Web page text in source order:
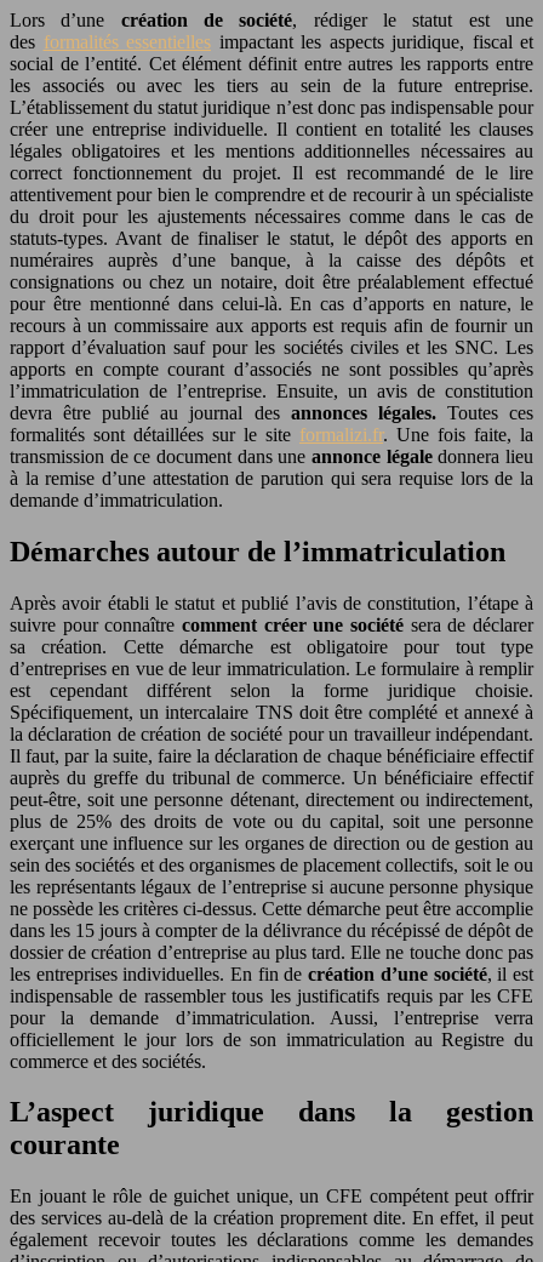
Lors d’une création de société, rédiger le statut est une
des formalités essentielles impactant les aspects juridique, fiscal et
social de l’entité. Cet élément définit entre autres les rapports entre
les associés ou avec les tiers au sein de la future entreprise.
L’établissement du statut juridique n’est donc pas indispensable pour
créer une entreprise individuelle. Il contient en totalité les clauses
légales obligatoires et les mentions additionnelles nécessaires au
correct fonctionnement du projet. Il est recommandé de le lire
attentivement pour bien le comprendre et de recourir à un spécialiste
du droit pour les ajustements nécessaires comme dans le cas de
statuts-types. Avant de finaliser le statut, le dépôt des apports en
numéraires auprès d’une banque, à la caisse des dépôts et
consignations ou chez un notaire, doit être préalablement effectué
pour être mentionné dans celui-là. En cas d’apports en nature, le
recours à un commissaire aux apports est requis afin de fournir un
rapport d’évaluation sauf pour les sociétés civiles et les SNC. Les
apports en compte courant d’associés ne sont possibles qu’après
l’immatriculation de l’entreprise. Ensuite, un avis de constitution
devra être publié au journal des annonces légales. Toutes ces
formalités sont détaillées sur le site formalizi.fr. Une fois faite, la
transmission de ce document dans une annonce légaledonnera lieu
à la remise d’une attestation de parution qui sera requise lors de la
demande d’immatriculation.
Démarches autour de l’immatriculation
Après avoir établi le statut et publié l’avis de constitution, l’étape à
suivre pour connaître comment créer une société sera de déclarer
sa création. Cette démarche est obligatoire pour tout type
d’entreprises en vue de leur immatriculation. Le formulaire à remplir
est cependant différent selon la forme juridique choisie.
Spécifiquement, un intercalaire TNS doit être complété et annexé à
la déclaration de création de société pour un travailleur indépendant.
Il faut, par la suite, faire la déclaration de chaque bénéficiaire effectif
auprès du greffe du tribunal de commerce. Un bénéficiaire effectif
peut-être, soit une personne détenant, directement ou indirectement,
plus de 25% des droits de vote ou du capital, soit une personne
exerçant une influence sur les organes de direction ou de gestion au
sein des sociétés et des organismes de placement collectifs, soit le ou
les représentants légaux de l’entreprise si aucune personne physique
ne possède les critères ci-dessus. Cette démarche peut être accomplie
dans les 15 jours à compter de la délivrance du récépissé de dépôt de
dossier de création d’entreprise au plus tard. Elle ne touche donc pas
les entreprises individuelles. En fin decréation d’une société, il est
indispensable de rassembler tous les justificatifs requis par les CFE
pour la demande d’immatriculation. Aussi, l’entreprise verra
officiellement le jour lors de son immatriculation au Registre du
commerce et des sociétés.
L’aspect juridique dans la gestion
courante
En jouant le rôle de guichet unique, un CFE compétent peut offrir
des services au-delà de la création proprement dite. En effet, il peut
également recevoir toutes les déclarations comme les demandes